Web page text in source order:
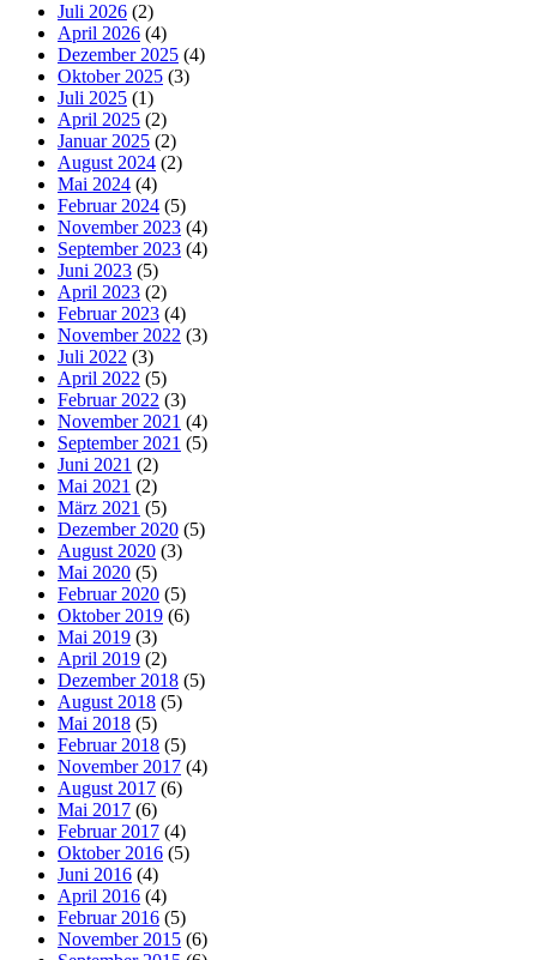
Juli 2026 (2)
April 2026 (4)
Dezember 2025 (4)
Oktober 2025 (3)
Juli 2025 (1)
April 2025 (2)
Januar 2025 (2)
August 2024 (2)
Mai 2024 (4)
Februar 2024 (5)
November 2023 (4)
September 2023 (4)
Juni 2023 (5)
April 2023 (2)
Februar 2023 (4)
November 2022 (3)
Juli 2022 (3)
April 2022 (5)
Februar 2022 (3)
November 2021 (4)
September 2021 (5)
Juni 2021 (2)
Mai 2021 (2)
März 2021 (5)
Dezember 2020 (5)
August 2020 (3)
Mai 2020 (5)
Februar 2020 (5)
Oktober 2019 (6)
Mai 2019 (3)
April 2019 (2)
Dezember 2018 (5)
August 2018 (5)
Mai 2018 (5)
Februar 2018 (5)
November 2017 (4)
August 2017 (6)
Mai 2017 (6)
Februar 2017 (4)
Oktober 2016 (5)
Juni 2016 (4)
April 2016 (4)
Februar 2016 (5)
November 2015 (6)